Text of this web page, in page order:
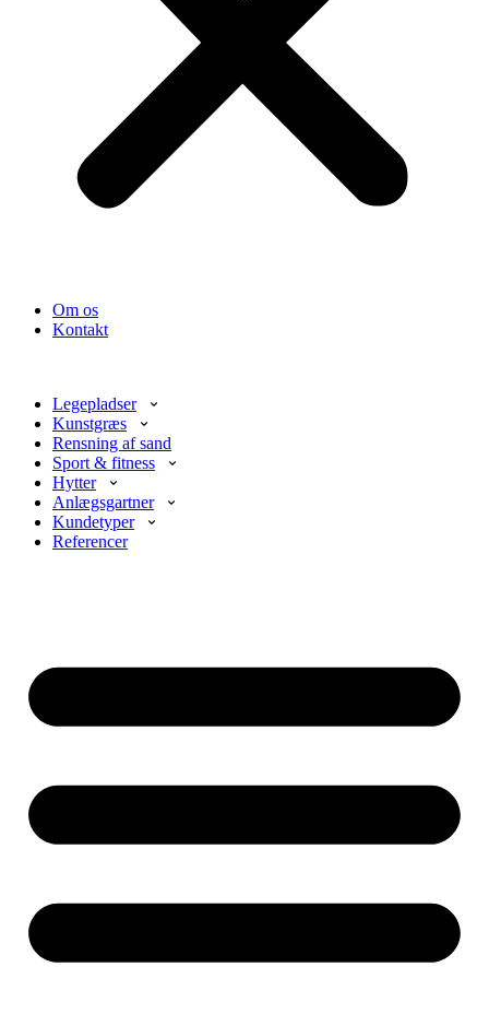
Om os
Kontakt
Legepladser
Kunstgræs
Rensning af sand
Sport & fitness
Hytter
Anlægsgartner
Kundetyper
Referencer